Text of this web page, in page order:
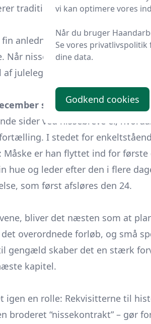
traditionen, ikke prisen på
anledning til at tale med
nissen selv “låner”
julelegen.
sammen
sider ved nissebreve er,
I stedet for
Måske er han flyttet ind for
hue og leder efter den i flere
som først afsløres den 24.
bliver det næsten som at
det overordnede forløb, og små
gengæld skaber det en stærk
kapitel.
igen en rolle: Rekvisitterne til
broderet “nissekontrakt” – gør
vi kan optimere vores
Når du bruger
Se vores
dine data.
Godkend cookies